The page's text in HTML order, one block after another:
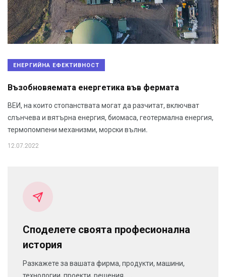
ЕНЕРГИЙНА ЕФЕКТИВНОСТ
Възобновяемата енергетика във фермата
ВЕИ, на които стопанствата могат да разчитат, включват
слънчева и вятърна енергия, биомаса, геотермална енергия,
термопомпени механизми, морски вълни.
12.07.2022
Споделете своята професионална
история
Разкажете за вашата фирма, продукти, машини,